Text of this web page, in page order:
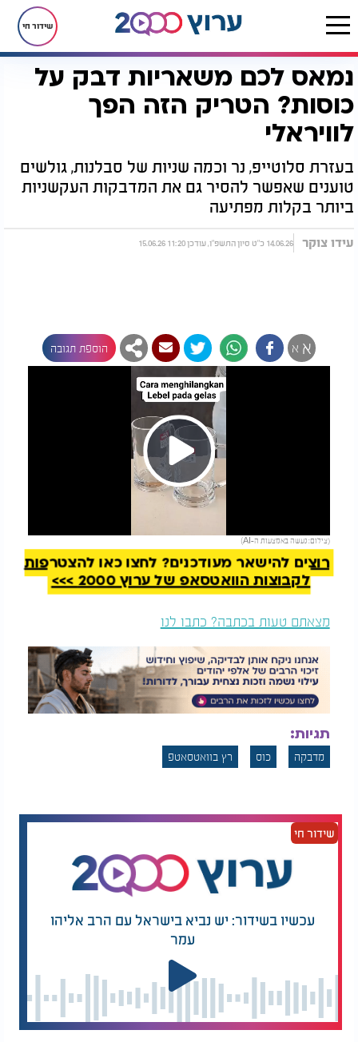
שידור חי
דף הבית רץ בוואטסאפ נמאס לכם משאריות דבק על כוסות? הטריק הזה הפך לוויראלי
נמאס לכם משאריות דבק על
כוסות? הטריק הזה הפך
לוויראלי
בעזרת סלוטייפ, נר וכמה שניות של סבלנות, גולשים
טוענים שאפשר להסיר גם את המדבקות העקשניות
ביותר בקלות מפתיעה
עידו צוקר 14.06.26 כ"ט סיון התשפ"ו, עודכן 11:20 15.06.26
א א הוספת תגובה
Play
Video
(צילום: נעשה באמצעות ה-AI)
להמשך קריאה
רוצים להישאר מעודכנים? לחצו כאן להצטרפות
לקבוצות הוואטסאפ של ערוץ 2000 >>>
מצאתם טעות בכתבה? כתבו לנו
תגיות:
מדבקה כוס רץ בוואטסאטפ
שידור חי
עכשיו בשידור: יש נביא בישראל עם הרב אליהו
עמר